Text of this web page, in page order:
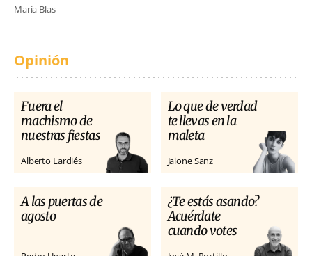
María Blas
Opinión
Fuera el
machismo de
nuestras fiestas
Alberto Lardiés
Lo que de verdad
te llevas en la
maleta
Jaione Sanz
A las puertas de
agosto
¿Te estás asando?
Acuérdate
cuando votes